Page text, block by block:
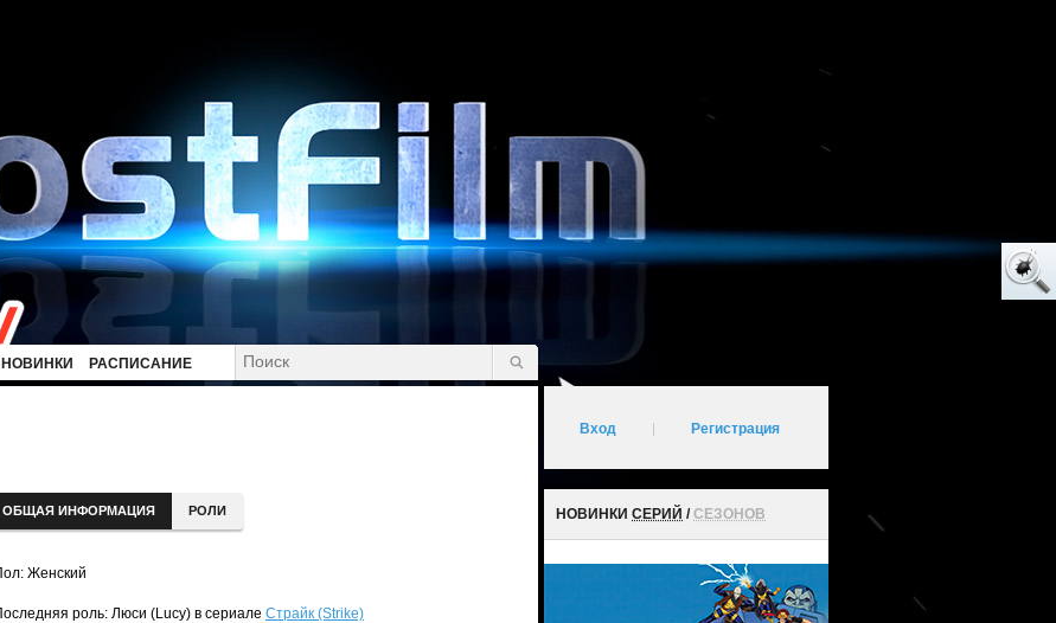
НОВИНКИ РАСПИСАНИЕ
ОБЩАЯ ИНФОРМАЦИЯ РОЛИ
Женский
роль: Люси (Lucy) в сериале Страйк (Strike)
Вход Регистрация
НОВИНКИ СЕРИЙ /СЕЗОНОВ